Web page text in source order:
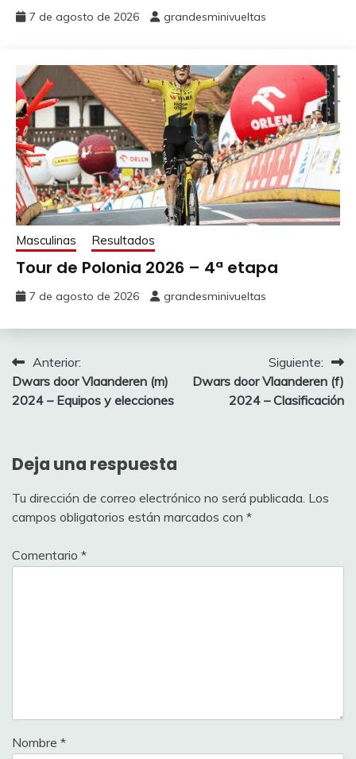
7 de agosto de 2026 grandesminivueltas
Masculinas Resultados
Tour de Polonia 2026 – 4ª etapa
7 de agosto de 2026 grandesminivueltas
Navegación
de
Anterior:
Dwars door Vlaanderen (m)
2024 – Equipos y elecciones
Siguiente:
Dwars door Vlaanderen (f)
2024 – Clasificación
Deja una respuesta
Tu dirección de correo electrónico no será publicada. Los
campos obligatorios están marcados con *
Comentario *
Nombre *